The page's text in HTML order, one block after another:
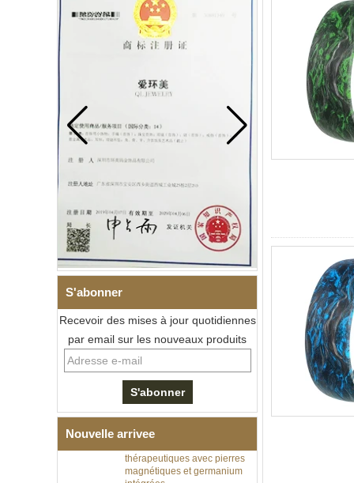
S'abonner
Recevoir des mises à jour quotidiennes
par email sur les nouveaux produits
Nouvelle arrivee
Bracelet à maillons I en acier
inoxydable 304 en
céramique de zircone noire
pour hommes, fermoir
déployant à double poussée
316L, bracelet à maillons
magnétiques et germanium
intégrées